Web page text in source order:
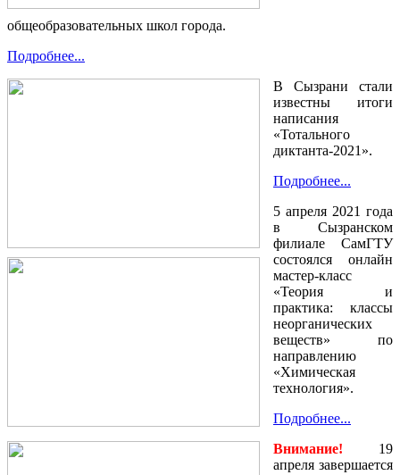
общеобразовательных школ города.
Подробнее...
В Сызрани стали
известны итоги
написания
«Тотального
диктанта-2021».
Подробнее...
5 апреля 2021 года
в Сызранском
филиале СамГТУ
состоялся онлайн
мастер-класс
«Теория и
практика: классы
неорганических
веществ» по
направлению
«Химическая
технология».
Подробнее...
Внимание! 19
апреля завершается